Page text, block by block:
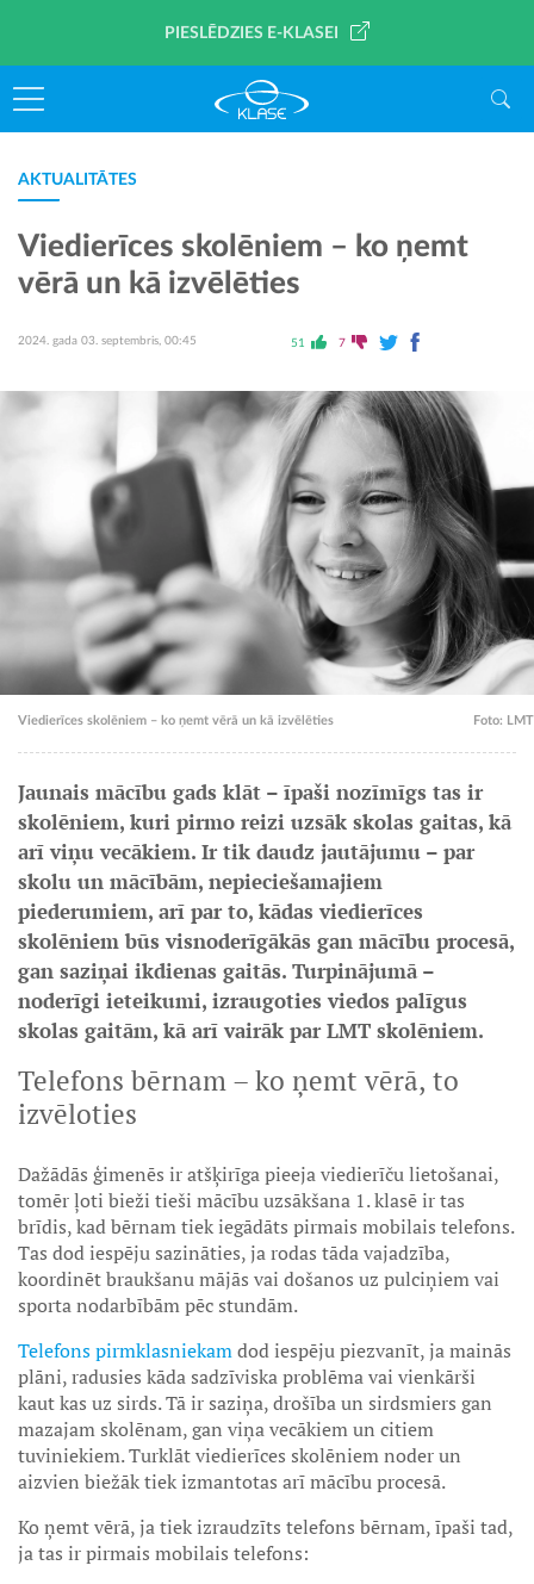
PIESLĒDZIES E-KLASEI
AKTUALITĀTES
Viedierīces skolēniem – ko ņemt
vērā un kā izvēlēties
2024. gada 03. septembris, 00:45 51 7
Viedierīces skolēniem – ko ņemt vērā un kā izvēlēties Foto: LMT
Jaunais mācību gads klāt – īpaši nozīmīgs tas ir
skolēniem, kuri pirmo reizi uzsāk skolas gaitas, kā
arī viņu vecākiem. Ir tik daudz jautājumu – par
skolu un mācībām, nepieciešamajiem
piederumiem, arī par to, kādas viedierīces
skolēniem būs visnoderīgākās gan mācību procesā,
gan saziņai ikdienas gaitās. Turpinājumā –
noderīgi ieteikumi, izraugoties viedos palīgus
skolas gaitām, kā arī vairāk par LMT skolēniem.
Telefons bērnam – ko ņemt vērā, to
izvēloties
Dažādās ģimenēs ir atšķirīga pieeja viedierīču lietošanai,
tomēr ļoti bieži tieši mācību uzsākšana 1. klasē ir tas
brīdis, kad bērnam tiek iegādāts pirmais mobilais telefons.
Tas dod iespēju sazināties, ja rodas tāda vajadzība,
koordinēt braukšanu mājās vai došanos uz pulciņiem vai
sporta nodarbībām pēc stundām.
Telefons pirmklasniekamdod iespēju piezvanīt, ja mainās
plāni, radusies kāda sadzīviska problēma vai vienkārši
kaut kas uz sirds. Tā ir saziņa, drošība un sirdsmiers gan
mazajam skolēnam, gan viņa vecākiem un citiem
tuviniekiem. Turklāt viedierīces skolēniem noder un
aizvien biežāk tiek izmantotas arī mācību procesā.
Ko ņemt vērā, ja tiek izraudzīts telefons bērnam, īpaši tad,
ja tas ir pirmais mobilais telefons: